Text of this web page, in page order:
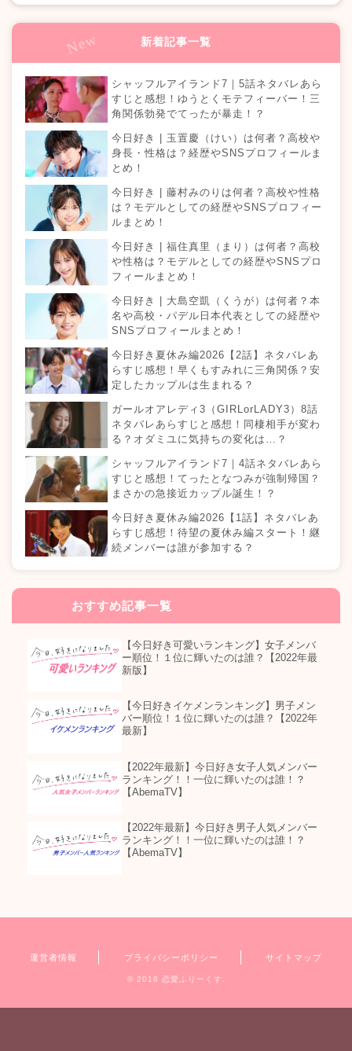
新着記事一覧
シャッフルアイランド7｜5話ネタバレあら
すじと感想！ゆうとくモテフィーバー！三
角関係勃発でてったが暴走！？
今日好き | 玉置慶（けい）は何者？高校や
身長・性格は？経歴やSNSプロフィールま
とめ！
今日好き | 藤村みのりは何者？高校や性格
は？モデルとしての経歴やSNSプロフィー
ルまとめ！
今日好き | 福住真里（まり）は何者？高校
や性格は？モデルとしての経歴やSNSプロ
フィールまとめ！
今日好き | 大島空凱（くうが）は何者？本
名や高校・パデル日本代表としての経歴や
SNSプロフィールまとめ！
今日好き夏休み編2026【2話】ネタバレあ
らすじ感想！早くもすみれに三角関係？安
定したカップルは生まれる？
ガールオアレディ3（GIRLorLADY3）8話
ネタバレあらすじと感想！同棲相手が変わ
る？オダミユに気持ちの変化は…？
シャッフルアイランド7｜4話ネタバレあら
すじと感想！てったとなつみが強制帰国？
まさかの急接近カップル誕生！？
今日好き夏休み編2026【1話】ネタバレあ
らすじ感想！待望の夏休み編スタート！継
続メンバーは誰が参加する？
おすすめ記事一覧
【今日好き可愛いランキング】女子メンバ
ー順位！１位に輝いたのは誰？【2022年最
新版】
【今日好きイケメンランキング】男子メン
バー順位！１位に輝いたのは誰？【2022年
最新】
【2022年最新】今日好き女子人気メンバー
ランキング！！一位に輝いたのは誰！？
【AbemaTV】
【2022年最新】今日好き男子人気メンバー
ランキング！！一位に輝いたのは誰！？
【AbemaTV】
運営者情報 プライバシーポリシー サイトマップ
© 2018 恋愛ふりーくす.